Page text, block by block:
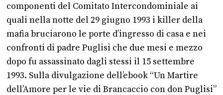
componenti del Comitato Intercondominiale ai
quali nella notte del 29 giugno 1993 i killer della
mafia bruciarono le porte d’ingresso di casa e nei
confronti di padre Puglisi che due mesi e mezzo
dopo fu assassinato dagli stessi il 15 settembre
1993. Sulla divulgazione dell’ebook “Un Martire
dell’Amore per le vie di Brancaccio con don Puglisi”